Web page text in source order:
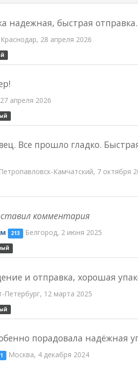
надежная, быстрая
28 апреля 2026
апреля 2026
Все прошло гладко.
Камчатский, 7 октября
комментария
213 Белгород, 2 июня 2025
и отправка, хорошая
Петербург, 12 марта 2025
порадовала надёжная
Москва, 4 декабря 2024